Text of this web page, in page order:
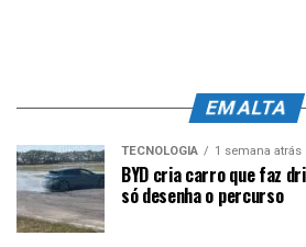
EM ALTA
TECNOLOGIA 1 semana atrás
BYD cria carro que faz
só desenha o percurso